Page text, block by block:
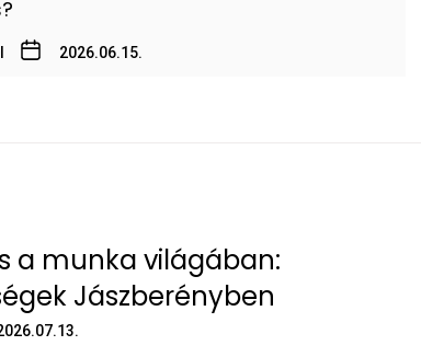
2026.06.15.
a munka világában:
Jászberényben